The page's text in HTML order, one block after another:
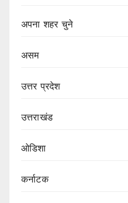
अपना शहर चुने
असम
उत्तर प्रदेश
उत्तराखंड
ओडिशा
कर्नाटक